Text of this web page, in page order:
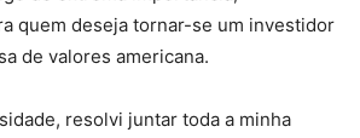
quem deseja tornar-se um investidor
de valores americana.
resolvi juntar toda a minha